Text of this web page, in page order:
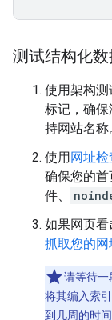
测试结构化
使用架构
标记，确
持网站名称
使用网址
确保您的
件、
如果网页
抓取您的网
请等待一
将其编入索
到几周的时